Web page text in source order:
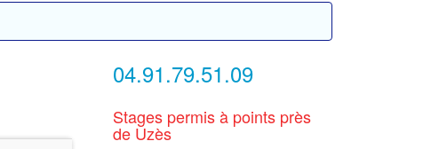
04.91.79.51.09
Stages permis à points près
de Uzès